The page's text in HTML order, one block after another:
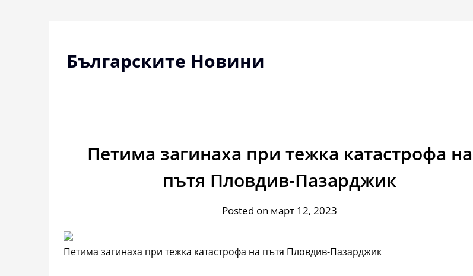
Българските Новини
Петима загинаха при тежка катастрофа на
пътя Пловдив-Пазарджик
Posted on март 12, 2023
Петима загинаха при тежка катастрофа на пътя Пловдив-Пазарджик